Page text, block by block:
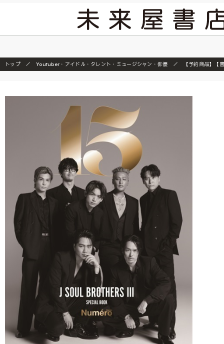
トップ Youtuber・アイドル・タレント・ミュージシャン・俳優 【予約商品】